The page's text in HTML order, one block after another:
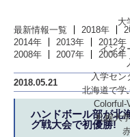
大
インタ
入学セン
北海道で学
Colorful-
札幌大
最新情報一覧 2018年
2014年
2013年 2012年
2008年
2007年 2006年
2018.05.21
ハンドボール部が北
グ戦大会で初優勝!